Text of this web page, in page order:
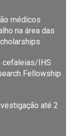
médicos
na área das
cefaleias/IHS
Fellowship
até 2